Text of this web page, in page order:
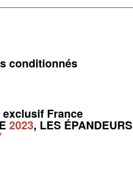
conditionnés
France
2023, LES ÉPANDEURS